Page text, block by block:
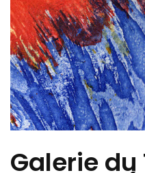
Galerie